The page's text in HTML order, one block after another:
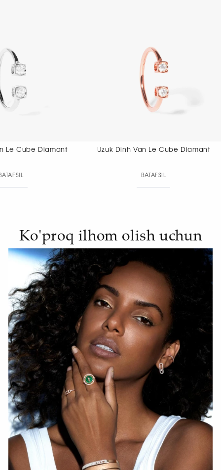
Uzuk Dinh Van Le Cube Diamant Uzuk Dinh
Ko'proq ilhom olish uchun